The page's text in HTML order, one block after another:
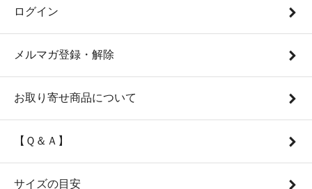
ログイン
メルマガ登録・解除
お取り寄せ商品について
【Ｑ＆Ａ】
サイズの目安